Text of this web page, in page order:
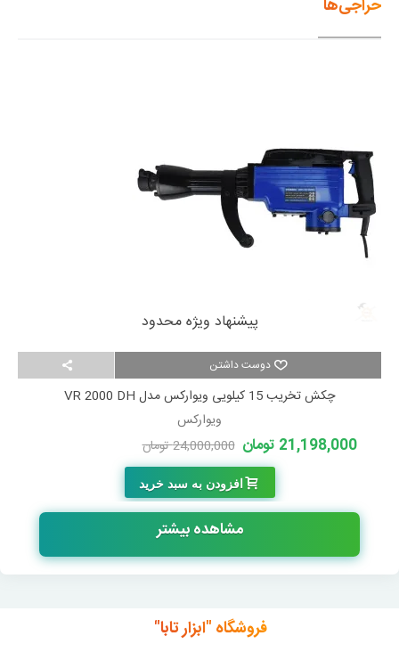
حراجی‌ها
دوست داشتن
پیشنهاد ویژه محدود
چکش تخریب 15 کیلویی ویوارکس مدل VR 2000 DH
ویوارکس
21,198,000 تومان 24,000,000 تومان
افزودن به سبد خرید
مشاهده بیشتر
فروشگاه "ابزار تابا"